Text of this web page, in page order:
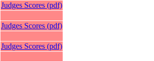
Judges Scores (pdf)
Judges Scores (pdf)
Judges Scores (pdf)